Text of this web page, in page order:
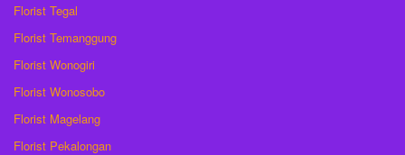
Florist Tegal
Florist Temanggung
Florist Wonogiri
Florist Wonosobo
Florist Magelang
Florist Pekalongan